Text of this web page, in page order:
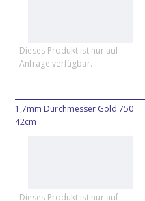
Dieses Produkt ist nur auf
Anfrage verfügbar.
1,7mm Durchmesser Gold 750
42cm
Dieses Produkt ist nur auf